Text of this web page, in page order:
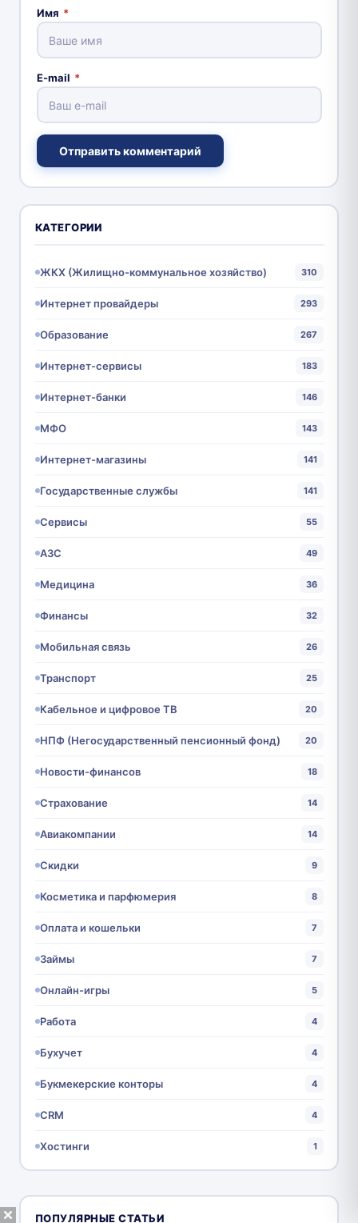
Имя *
E-mail *
Отправить комментарий
КАТЕГОРИИ
ЖКХ (Жилищно-коммунальное хозяйство) 310
Интернет провайдеры 293
Образование 267
Интернет-сервисы 183
Интернет-банки 146
МФО 143
Интернет-магазины 141
Государственные службы 141
Сервисы 55
АЗС 49
Медицина 36
Финансы 32
Мобильная связь 26
Транспорт 25
Кабельное и цифровое ТВ 20
НПФ (Негосударственный пенсионный фонд) 20
Новости-финансов 18
Страхование 14
Авиакомпании 14
Скидки 9
Косметика и парфюмерия 8
Оплата и кошельки 7
Займы 7
Онлайн-игры 5
Работа 4
Бухучет 4
Букмекерские конторы 4
CRM 4
Хостинги 1
ПОПУЛЯРНЫЕ СТАТЬИ